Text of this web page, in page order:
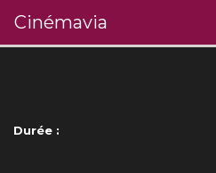
Cinémavia
Durée :